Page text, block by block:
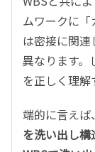
ムワークに
は密接に関
異なります。
を正しく理解
端的に言えば、
を洗い出し